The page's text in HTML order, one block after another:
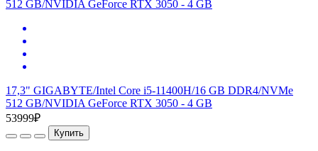
17,3" GIGABYTE/Intel Core i5-11400H/16 GB DDR4/NVMe
512 GB/NVIDIA GeForce RTX 3050 - 4 GB
53999₽
Купить